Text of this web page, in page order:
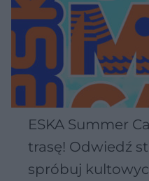
ESKA Summer
trasę! Odwiedź
spróbuj